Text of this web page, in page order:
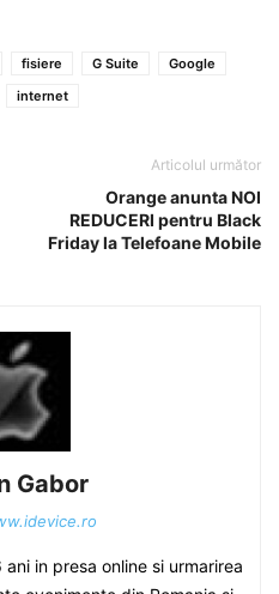
fisiere G Suite
Google
internet
Articolul următor
Orange anunta NOI
REDUCERI pentru Black
Friday la Telefoane Mobile
Gabor
in presa online si urmarirea